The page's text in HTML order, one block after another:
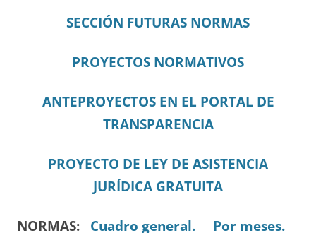
SECCIÓN FUTURAS NORMAS
PROYECTOS NORMATIVOS
ANTEPROYECTOS EN EL PORTAL DE
TRANSPARENCIA
PROYECTO DE LEY DE ASISTENCIA
JURÍDICA GRATUITA
NORMAS: Cuadro general.
Por meses.